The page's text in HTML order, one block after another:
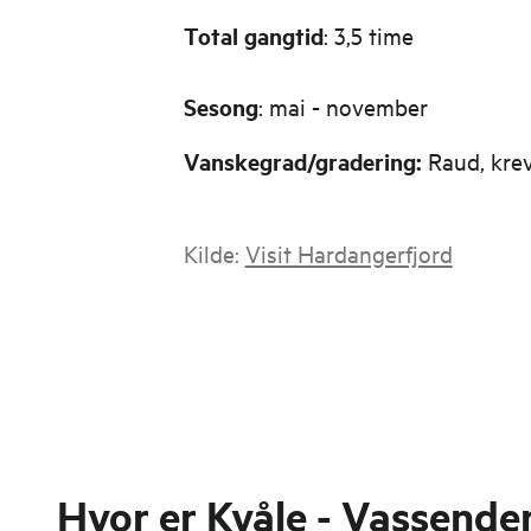
Total gangtid: 3,5 time
Sesong: mai - november
Vanskegrad/gradering: Raud,
Kilde: Visit Hardangerfjord
Hvor er Kvåle -